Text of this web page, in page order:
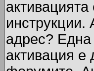
инструкции.
адрес? Една
активация е